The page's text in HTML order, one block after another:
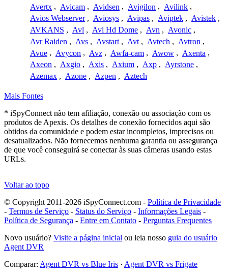
Avertx , Avicam , Avidsen , Avigilon , Avilink ,
Avios Webserver , Aviosys , Avipas , Aviptek , Avistek ,
AVKANS , Avl , Avl Hd Dome , Avn , Avonic ,
Avr Raiden , Avs , Avstart , Avt , Avtech , Avtron ,
Avue , Avycon , Avz , Awfa-cam , Awow , Axenta ,
Axeon , Axgio , Axis , Axium , Axp , Ayrstone ,
Azemax , Azone , Azpen , Aztech
Mais Fontes
* iSpyConnect não tem afiliação, conexão ou associação com os
produtos de Apexis. Os detalhes de conexão fornecidos aqui são
obtidos da comunidade e podem estar incompletos, imprecisos ou
desatualizados. Não fornecemos nenhuma garantia ou assegurança
de que você conseguirá se conectar às suas câmeras usando estas
URLs.
Voltar ao topo
© Copyright 2011-2026 iSpyConnect.com - Política de Privacidade
- Termos de Serviço - Status do Serviço - Informações Legais -
Política de Segurança - Entre em Contato - Perguntas Frequentes
Novo usuário? Visite a página inicial ou leia nosso guia do usuário
Agent DVR
Comparar: Agent DVR vs Blue Iris · Agent DVR vs Frigate